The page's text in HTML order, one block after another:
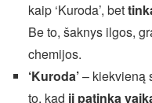
kaip ‘Kuroda’, bet
Be to, šaknys ilgos,
chemijos.
‘Kuroda’– kiekvieną
to, kad ji patinka